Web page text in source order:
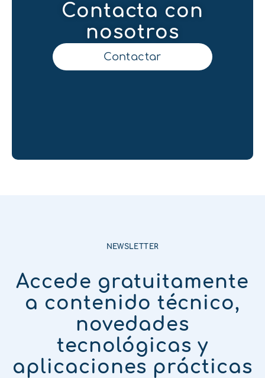
Contacta con
nosotros
Contactar
NEWSLETTER
Accede gratuitamente
a contenido técnico,
novedades
tecnológicas y
aplicaciones prácticas